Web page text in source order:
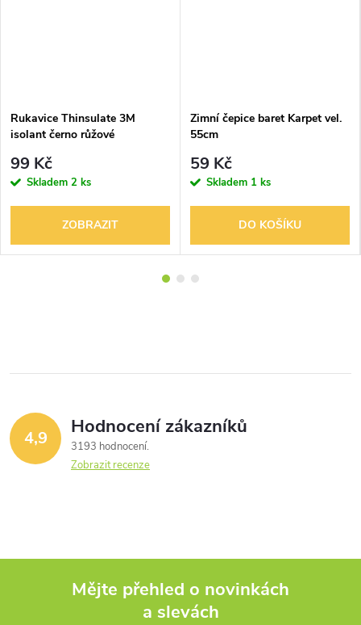
Rukavice Thinsulate 3M
isolant černo růžové
99 Kč
Skladem 2 ks
ZOBRAZIT
Zimní čepice baret Karpet vel.
55cm
59 Kč
Skladem 1 ks
DO KOŠÍKU
4,9 Hodnocení zákazníků
3193 hodnocení
Zobrazit recenze
Mějte přehled o novinkách
a slevách